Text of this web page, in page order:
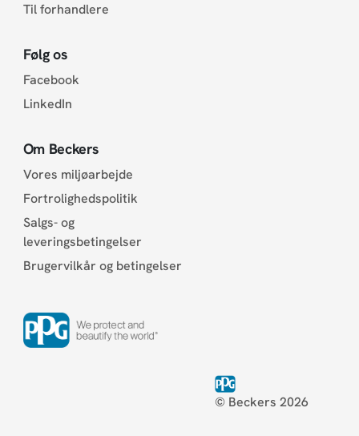
Til forhandlere
Følg os
Facebook
LinkedIn
Om Beckers
Vores miljøarbejde
Fortrolighedspolitik
Salgs- og
leveringsbetingelser
Brugervilkår og betingelser
© Beckers 2026